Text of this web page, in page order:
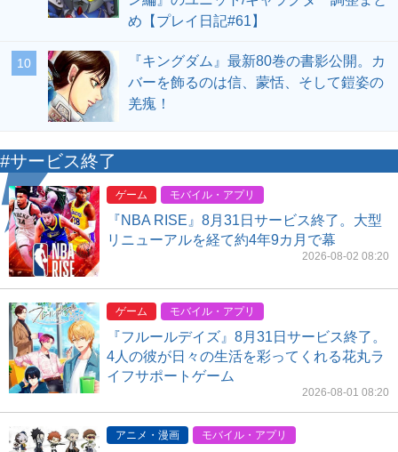
め【プレイ日記#61】
10
『キングダム』最新80巻の書影公開。カ
バーを飾るのは信、蒙恬、そして鎧姿の
羌瘣！
#サービス終了
ゲーム モバイル・アプリ
『NBA RISE』8月31日サービス終了。大型
リニューアルを経て約4年9カ月で幕
2026-08-02 08:20
ゲーム モバイル・アプリ
『フルールデイズ』8月31日サービス終了。
4人の彼が日々の生活を彩ってくれる花丸ラ
イフサポートゲーム
2026-08-01 08:20
アニメ・漫画 モバイル・アプリ